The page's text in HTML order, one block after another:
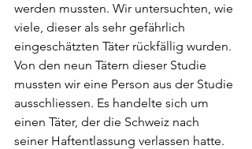
werden mussten. Wir untersuchten, wie
viele, dieser als sehr gefährlich
eingeschätzten Täter rückfällig wurden.
Von den neun Tätern dieser Studie
mussten wir eine Person aus der Studie
ausschliessen. Es handelte sich um
einen Täter, der die Schweiz nach
seiner Haftentlassung verlassen hatte.